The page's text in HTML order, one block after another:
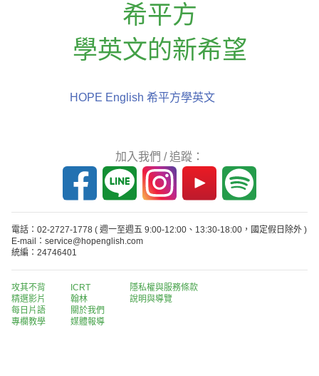
希平方
學英文的新希望
HOPE English 希平方學英文
加入我們 / 追蹤：
電話：02-2727-1778 ( 週一至週五 9:00-12:00、13:30-18:00，國定假日除外 )
E-mail：service@hopenglish.com
統編：24746401
攻其不背
精選影片
每日片語
專欄教學
ICRT
翰林
關於我們
媒體報導
隱私權與服務條款
說明與導覽